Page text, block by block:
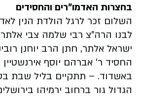
בחצרות האדמו"רים והחסידים
השלום זכר לרגל הולדת הנין
לבנו הרה"צ רבי שלמה צבי
ישראל אלתר, חתן הרב יוחנן
החסיד ר' אברהם יוסף
באשדוד. – תתקיים בליל שבת
הגדול גור ברחוב ירמיהו